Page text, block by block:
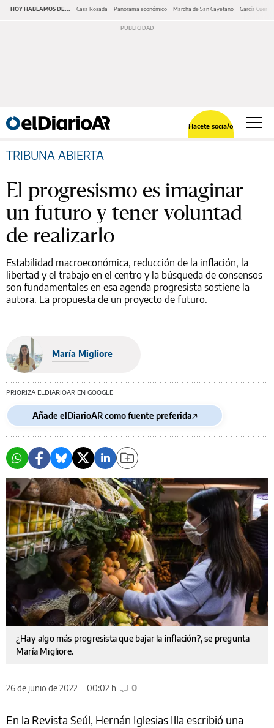
HOY HABLAMOS DE... Casa Rosada Panorama económico Marcha de San Cayetano García Cuerva
Hacete socia/o
TRIBUNA ABIERTA
El progresismo es imaginar
un futuro y tener voluntad
de realizarlo
Estabilidad macroeconómica, reducción de la inflación, la
libertad y el trabajo en el centro y la búsqueda de consensos
son fundamentales en esa agenda progresista sostiene la
autora. La propuesta de un proyecto de futuro.
María Migliore
PRIORIZA ELDIARIOAR EN GOOGLE
Añade elDiarioAR como fuente preferida
¿Hay algo más progresista que bajar la inflación?, se pregunta
María Migliore.
26 de junio de 2022 00:02 h 0
En la Revista Seúl, Hernán Iglesias Illa escribió una